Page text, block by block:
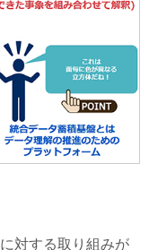
対する取り組みが